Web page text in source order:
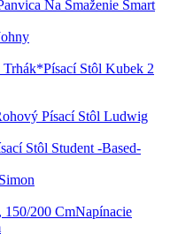
Na Smaženie Smart
Písací Stôl Kubek 2
Písací Stôl Ludwig
Stôl Student -Based-
Napínacie